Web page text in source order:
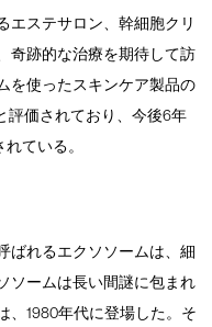
エステサロン、幹細胞クリ
奇跡的な治療を期待して訪
を使ったスキンケア製品の
評価されており、今後6年
ている。
ばれるエクソソームは、細
ソームは長い間謎に包まれ
、1980年代に登場した。そ